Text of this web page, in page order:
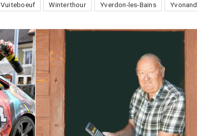
Vuiteboeuf Winterthour Yverdon-les-Bains Yvonand